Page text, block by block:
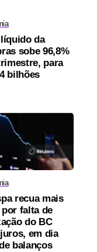
da
sobe 96,8%
para
bilhões
recua mais
por falta de
do BC
em dia
balanços